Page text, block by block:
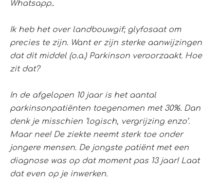
Whatsapp..
Ik heb het over landbouwgif; glyfosaat om
precies te zijn. Want er zijn sterke aanwijzingen
dat dit middel (o.a.) Parkinson veroorzaakt. Hoe
zit dat?
In de afgelopen 10 jaar is het aantal
parkinsonpatiënten toegenomen met 30%. Dan
denk je misschien ‘logisch, vergrijzing enzo’.
Maar nee! De ziekte neemt sterk toe onder
jongere mensen. De jongste patiënt met een
diagnose was op dat moment pas 13 jaar! Laat
dat even op je inwerken.